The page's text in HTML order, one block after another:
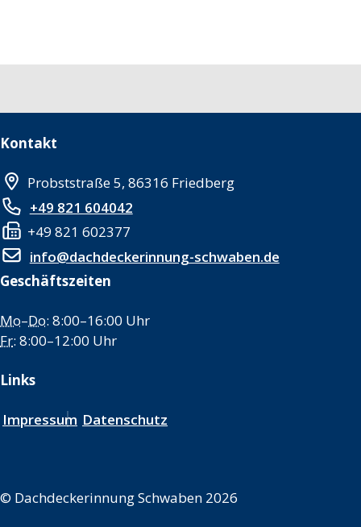
Kontakt
Probststraße 5, 86316 Friedberg
+49 821 604042
+49 821 602377
info@dachdeckerinnung-schwaben.de
Geschäftszeiten
Mo–Do: 8:00–16:00 Uhr
Fr: 8:00–12:00 Uhr
Links
Impressum Datenschutz
© Dachdeckerinnung Schwaben 2026